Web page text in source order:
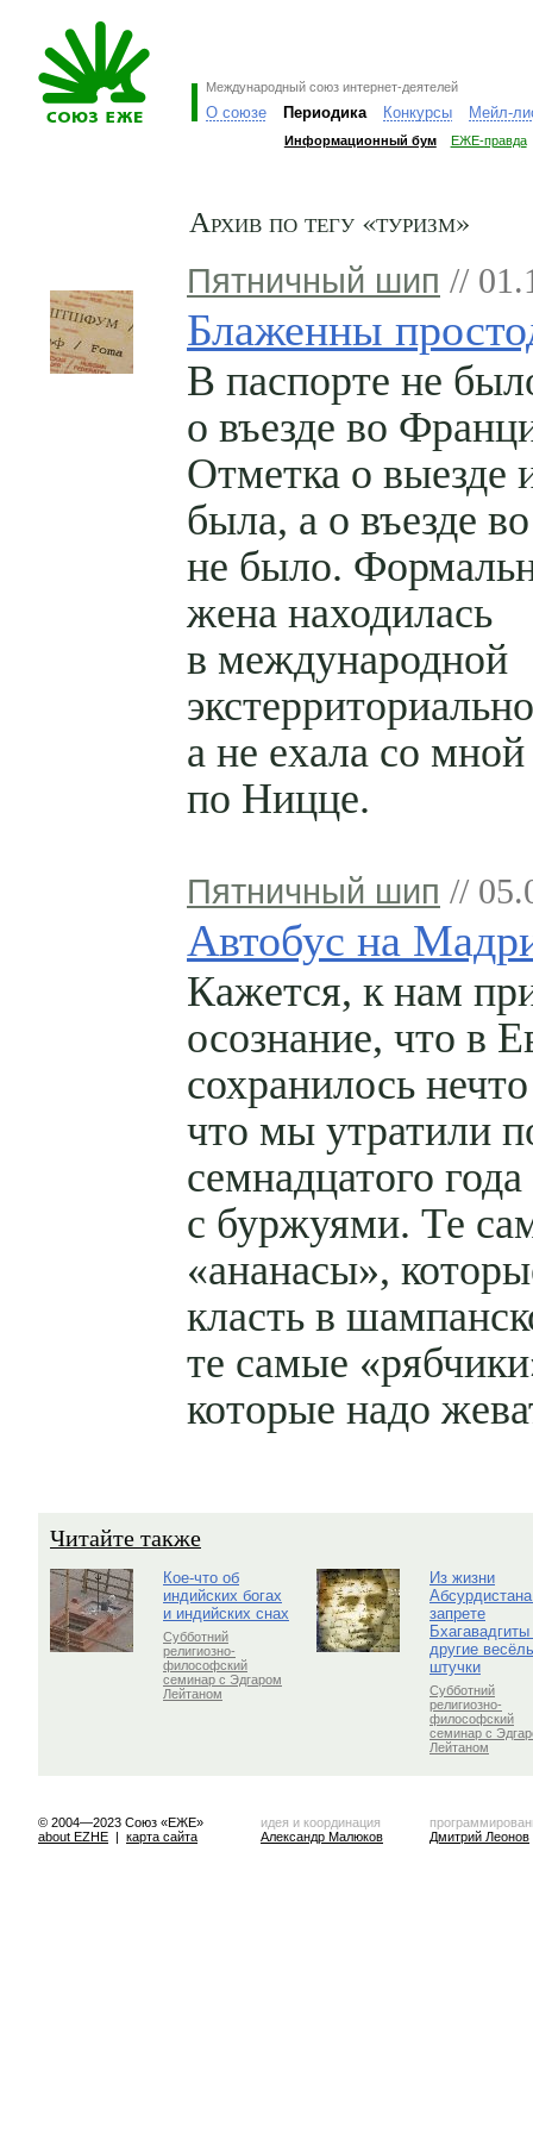
Международный союз интернет-деятелей
О союзе Периодика Конкурсы Мейл-
Информационный бум ЕЖЕ-правда
Архив по тегу «туризм»
Пятничный шип //
Блаженны
В паспорте не
о въезде во
Отметка о выезде
была, а о въезде
не было.
жена находилась
в международной
а не ехала со мной
по Ницце.
Пятничный шип //
Автобус на
Кажется, к нам
осознание, что в
сохранилось
что мы утратили
семнадцатого
с буржуями. Те
«ананасы»,
класть в
те самые
которые надо
Читайте также
Кое-что об
индийских богах
и индийских снах
Субботний
религиозно-
философский
семинар с Эдгаром
Лейтаном
Из жизни
запрете
Бхагавадгиты
другие
штучки
Субботний
религиозно-
философский
семинар с
Лейтаном
© 2004—2023 Союз «ЕЖЕ»
about EZHE | карта сайта
идея и координация
Александр Малюков
Дмитрий Леонов